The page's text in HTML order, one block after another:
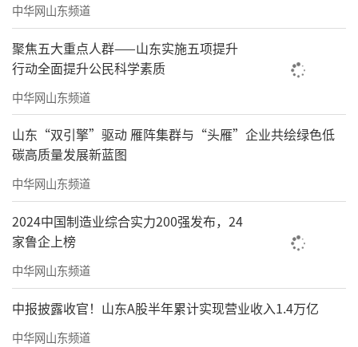
中华网山东频道
聚焦五大重点人群——山东实施五项提升
行动全面提升公民科学素质
中华网山东频道
山东“双引擎”驱动 雁阵集群与“头雁”企业共绘绿色低
碳高质量发展新蓝图
中华网山东频道
2024中国制造业综合实力200强发布，24
家鲁企上榜
中华网山东频道
中报披露收官！山东A股半年累计实现营业收入1.4万亿
中华网山东频道